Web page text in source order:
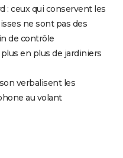
Tout sur Secret
avis... Les infos
où en est le film
: ceux qui conservent les
ne sont pas des
de contrôle
en plus de jardiniers
verbalisent les
au volant